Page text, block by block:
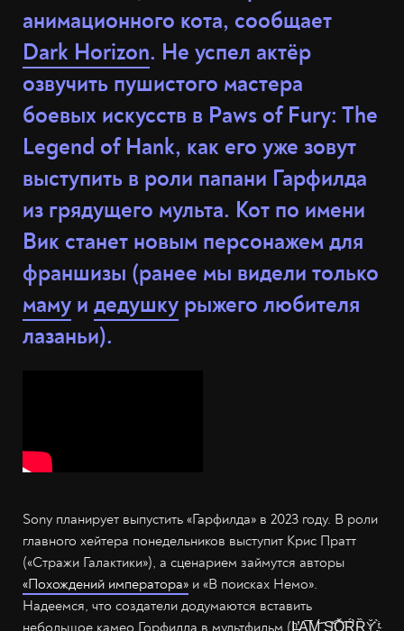
анимационного кота, сообщает
Dark Horizon. Не успел актёр
озвучить пушистого мастера
боевых искусств в Paws of Fury: The
Legend of Hank, как его уже зовут
выступить в роли папани Гарфилда
из грядущего мульта. Кот по имени
Вик станет новым персонажем для
франшизы (ранее мы видели только
маму и дедушку рыжего любителя
лазаньи).
Sony планирует выпустить «Гарфилда» в 2023 году. В роли
главного хейтера понедельников выступит Крис Пратт
(«Стражи Галактики»), а сценарием займутся авторы
«Похождений императора» и «В поисках Немо».
Надеемся, что создатели додумаются вставить
небольшое камео Горфилда в мультфильм (I̵͉ͪ ̵͈̓A̧͎̅M͖̆́ ̧̯̂S͕ͪ͡Ǒ̘͠Ŕ̠̀Ȑ̡̺Y̆҉͇,̜ͥ̀